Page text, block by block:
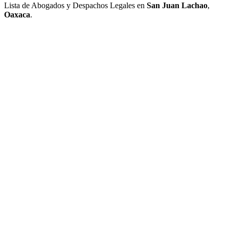
Lista de Abogados y Despachos Legales en San Juan Lachao,
Oaxaca.